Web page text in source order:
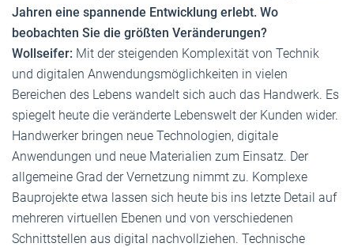
Jahren eine spannende Entwicklung erlebt. Wo
beobachten Sie die größten Veränderungen?
Wollseifer: Mit der steigenden Komplexität von Technik
und digitalen Anwendungsmöglichkeiten in vielen
Bereichen des Lebens wandelt sich auch das Handwerk. Es
spiegelt heute die veränderte Lebenswelt der Kunden wider.
Handwerker bringen neue Technologien, digitale
Anwendungen und neue Materialien zum Einsatz. Der
allgemeine Grad der Vernetzung nimmt zu. Komplexe
Bauprojekte etwa lassen sich heute bis ins letzte Detail auf
mehreren virtuellen Ebenen und von verschiedenen
Schnittstellen aus digital nachvollziehen. Technische